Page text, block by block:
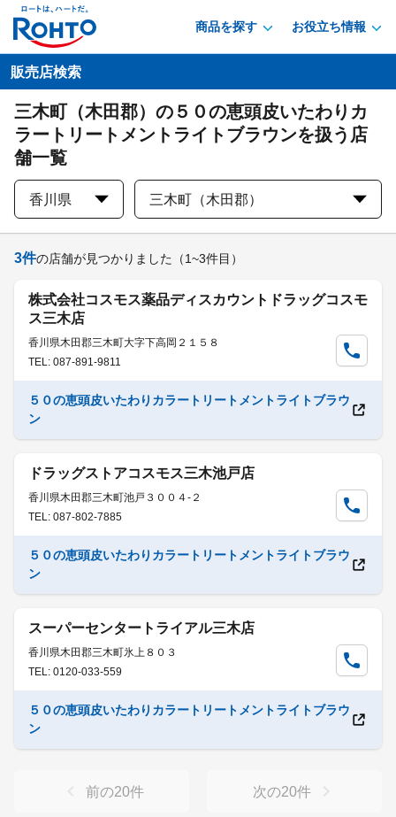
商品を探す お役立ち情報
販売店検索
三木町（木田郡）の５０の恵頭皮いたわりカ
ラートリートメントライトブラウンを扱う店
舗一覧
香川県 三木町（木田郡）
3件の店舗が見つかりました （1~3件目）
株式会社コスモス薬品ディスカウントドラッグコスモ
ス三木店
香川県木田郡三木町大字下高岡２１５８
TEL: 087-891-9811
５０の恵頭皮いたわりカラートリートメントライトブラウ
ン
ドラッグストアコスモス三木池戸店
香川県木田郡三木町池戸３００４-２
TEL: 087-802-7885
５０の恵頭皮いたわりカラートリートメントライトブラウ
ン
スーパーセンタートライアル三木店
香川県木田郡三木町氷上８０３
TEL: 0120-033-559
５０の恵頭皮いたわりカラートリートメントライトブラウ
ン
前の20件 次の20件